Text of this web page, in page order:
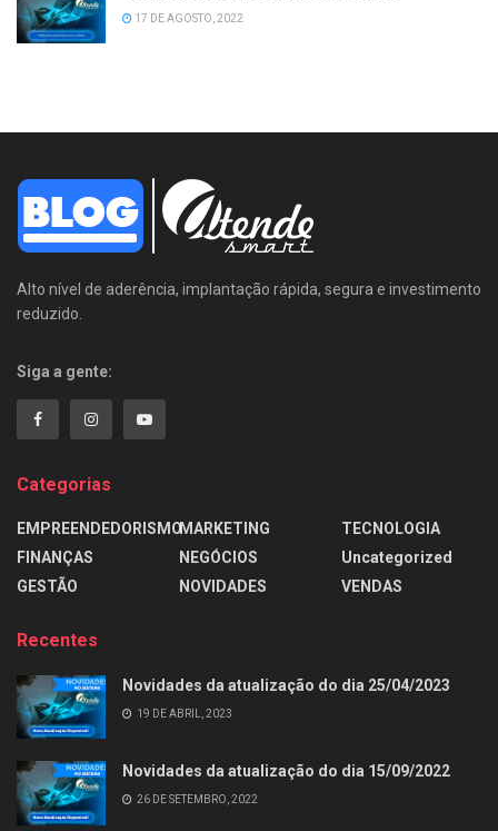
17 DE AGOSTO, 2022
Alto nível de aderência, implantação rápida, segura e investimento
reduzido.
Siga a gente:
Categorias
EMPREENDEDORISMO
FINANÇAS
GESTÃO
MARKETING
NEGÓCIOS
NOVIDADES
TECNOLOGIA
Uncategorized
VENDAS
Recentes
Novidades da atualização do dia 25/04/2023
19 DE ABRIL, 2023
Novidades da atualização do dia 15/09/2022
26 DE SETEMBRO, 2022